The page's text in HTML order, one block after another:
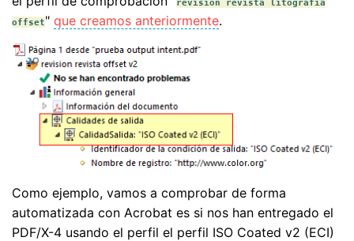
offset" que creamos anteriormente.
Como ejemplo, vamos a comprobar de forma
automatizada con Acrobat es si nos han entregado el
PDF/X-4 usando el perfil el perfil ISO Coated v2 (ECI)